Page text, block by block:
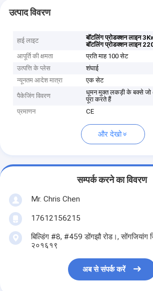
उत्पाद विवरण
हाई लाइट बॉटलिंग प्रोडक्शन लाइन
बॉटलिंग प्रोडक्शन लाइन
आपूर्ति की क्षमता
प्रति माह 100 सेट
उत्पत्ति के प्लेस
शंघाई
न्यूनतम आदेश मात्रा
एक सेट
पैकेजिंग विवरण
धूमन मुक्त लकड़ी के बक्से जो
पूरा करते हैं
प्रमाणन
CE
और देखो
सम्पर्क करने का विवरण
Mr. Chris Chen
17612156215
बिल्डिंग #8, #459 डोंगझौ रोड।, सोंगजियांग
२०१६१९
अब से संपर्क करें